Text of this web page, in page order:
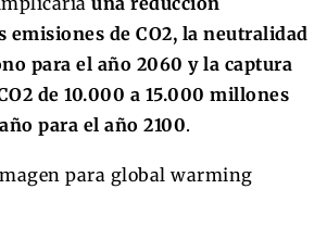
emisiones de CO2, la neutralidad
para el año 2060 y la captura
de 10.000 a 15.000 millones
para el año 2100.